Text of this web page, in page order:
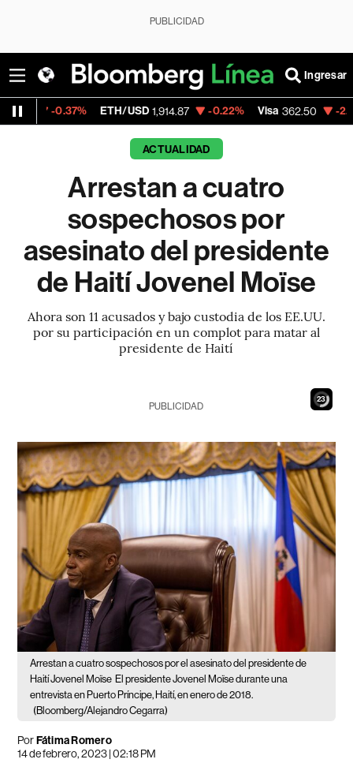
PUBLICIDAD
Ingresar
ETH/USD 1,914.87 -0.22% Visa 362.50 -2.15%
ACTUALIDAD
Arrestan a cuatro
sospechosos por
asesinato del presidente
de Haití Jovenel Moïse
Ahora son 11 acusados y bajo custodia de los EE.UU.
por su participación en un complot para matar al
presidente de Haití
21
PUBLICIDAD
Arrestan a cuatro sospechosos por el asesinato del presidente de
Haití Jovenel Moïse El presidente Jovenel Moïse durante una
entrevista en Puerto Príncipe, Haití, en enero de 2018.
(Bloomberg/Alejandro Cegarra)
PorFátima Romero
14 de febrero, 2023 | 02:18 PM